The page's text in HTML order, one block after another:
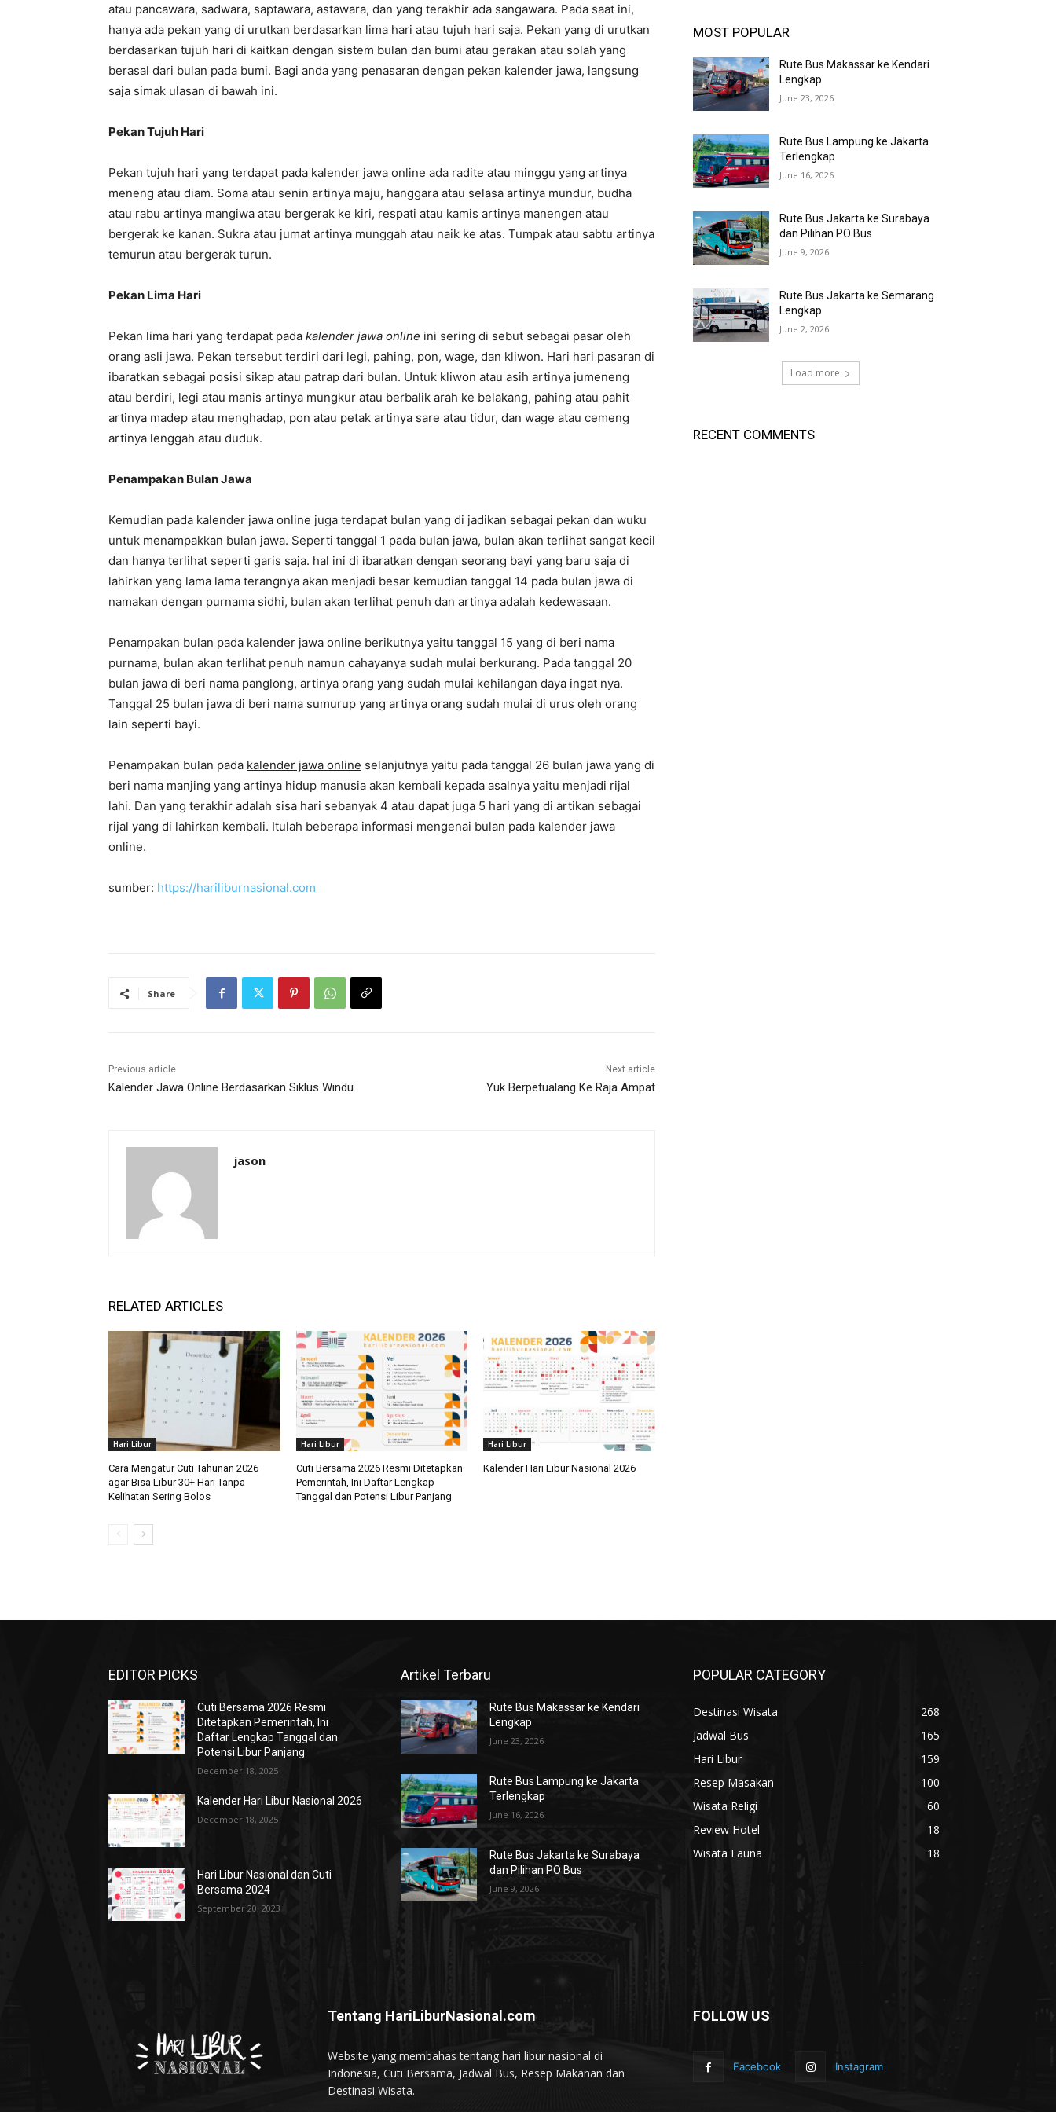
atau pancawara, sadwara, saptawara, astawara, dan yang terakhir ada sangawara. Pada saat ini,
hanya ada pekan yang di urutkan berdasarkan lima hari atau tujuh hari saja. Pekan yang di urutkan
berdasarkan tujuh hari di kaitkan dengan sistem bulan dan bumi atau gerakan atau solah yang
berasal dari bulan pada bumi. Bagi anda yang penasaran dengan pekan kalender jawa, langsung
saja simak ulasan di bawah ini.
Pekan Tujuh Hari
Pekan tujuh hari yang terdapat pada kalender jawa online ada radite atau minggu yang artinya
meneng atau diam. Soma atau senin artinya maju, hanggara atau selasa artinya mundur, budha
atau rabu artinya mangiwa atau bergerak ke kiri, respati atau kamis artinya manengen atau
bergerak ke kanan. Sukra atau jumat artinya munggah atau naik ke atas. Tumpak atau sabtu artinya
temurun atau bergerak turun.
Pekan Lima Hari
Pekan lima hari yang terdapat pada kalender jawa online ini sering di sebut sebagai pasar oleh
orang asli jawa. Pekan tersebut terdiri dari legi, pahing, pon, wage, dan kliwon. Hari hari pasaran di
ibaratkan sebagai posisi sikap atau patrap dari bulan. Untuk kliwon atau asih artinya jumeneng
atau berdiri, legi atau manis artinya mungkur atau berbalik arah ke belakang, pahing atau pahit
artinya madep atau menghadap, pon atau petak artinya sare atau tidur, dan wage atau cemeng
artinya lenggah atau duduk.
Penampakan Bulan Jawa
Kemudian pada kalender jawa online juga terdapat bulan yang di jadikan sebagai pekan dan wuku
untuk menampakkan bulan jawa. Seperti tanggal 1 pada bulan jawa, bulan akan terlihat sangat kecil
dan hanya terlihat seperti garis saja. hal ini di ibaratkan dengan seorang bayi yang baru saja di
lahirkan yang lama lama terangnya akan menjadi besar kemudian tanggal 14 pada bulan jawa di
namakan dengan purnama sidhi, bulan akan terlihat penuh dan artinya adalah kedewasaan.
Penampakan bulan pada kalender jawa online berikutnya yaitu tanggal 15 yang di beri nama
purnama, bulan akan terlihat penuh namun cahayanya sudah mulai berkurang. Pada tanggal 20
bulan jawa di beri nama panglong, artinya orang yang sudah mulai kehilangan daya ingat nya.
Tanggal 25 bulan jawa di beri nama sumurup yang artinya orang sudah mulai di urus oleh orang
lain seperti bayi.
Penampakan bulan pada kalender jawa online selanjutnya yaitu pada tanggal 26 bulan jawa yang di
beri nama manjing yang artinya hidup manusia akan kembali kepada asalnya yaitu menjadi rijal
lahi. Dan yang terakhir adalah sisa hari sebanyak 4 atau dapat juga 5 hari yang di artikan sebagai
rijal yang di lahirkan kembali. Itulah beberapa informasi mengenai bulan pada kalender jawa
online.
sumber: https://hariliburnasional.com
Share
Previous article
Kalender Jawa Online Berdasarkan Siklus Windu
Next article
Yuk Berpetualang Ke Raja Ampat
jason
RELATED ARTICLES
Hari Libur
Cara Mengatur Cuti Tahunan 2026
agar Bisa Libur 30+ Hari Tanpa
Kelihatan Sering Bolos
Hari Libur
Cuti Bersama 2026 Resmi Ditetapkan
Pemerintah, Ini Daftar Lengkap
Tanggal dan Potensi Libur Panjang
Hari Libur
Kalender Hari Libur Nasional 2026
MOST POPULAR
Rute Bus Makassar ke Kendari
Lengkap
June 23, 2026
Rute Bus Lampung ke Jakarta
Terlengkap
June 16, 2026
Rute Bus Jakarta ke Surabaya
dan Pilihan PO Bus
June 9, 2026
Rute Bus Jakarta ke Semarang
Lengkap
June 2, 2026
Load more
RECENT COMMENTS
EDITOR PICKS
Cuti Bersama 2026 Resmi
Ditetapkan Pemerintah, Ini
Daftar Lengkap Tanggal dan
Potensi Libur Panjang
December 18, 2025
Kalender Hari Libur Nasional 2026
December 18, 2025
Hari Libur Nasional dan Cuti
Bersama 2024
September 20, 2023
Artikel Terbaru
Rute Bus Makassar ke Kendari
Lengkap
June 23, 2026
Rute Bus Lampung ke Jakarta
Terlengkap
June 16, 2026
Rute Bus Jakarta ke Surabaya
dan Pilihan PO Bus
June 9, 2026
POPULAR CATEGORY
Destinasi Wisata
268
Jadwal Bus
165
Hari Libur
159
Resep Masakan
100
Wisata Religi
60
Review Hotel
18
Wisata Fauna
18
Tentang HariLiburNasional.com
Website yang membahas tentang hari libur nasional di
Indonesia, Cuti Bersama, Jadwal Bus, Resep Makanan dan
Destinasi Wisata.
FOLLOW US
Facebook Instagram